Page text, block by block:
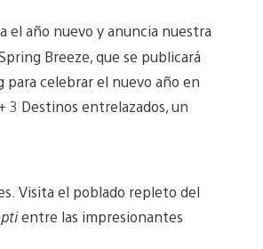
el año nuevo y anuncia nuestra
Breeze, que se publicará
para celebrar el nuevo año en
3 Destinos entrelazados, un
Visita el poblado repleto del
entre las impresionantes